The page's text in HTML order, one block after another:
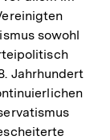
sowohl
Jahrhundert